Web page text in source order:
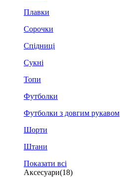
Плавки
Сорочки
Спідниці
Сукні
Топи
Футболки
Футболки з довгим рукавом
Шорти
Штани
Показати всі
Аксесуари(18)